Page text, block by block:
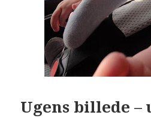
Ugens billede –